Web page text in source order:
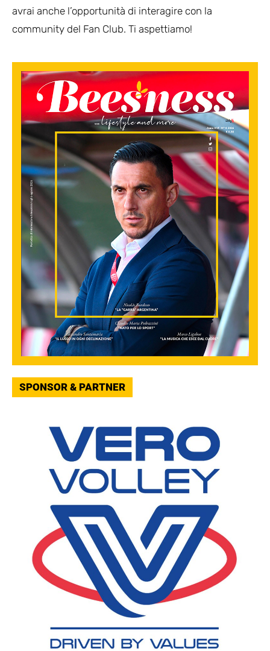
avrai anche l’opportunità di interagire con la
community del Fan Club. Ti aspettiamo!
SPONSOR & PARTNER